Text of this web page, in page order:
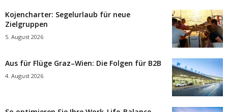
Kojencharter: Segelurlaub für neue
Zielgruppen
5. August 2026
Aus für Flüge Graz–Wien: Die Folgen für B2B
4. August 2026